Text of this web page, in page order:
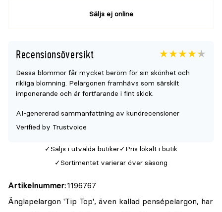
Säljs ej online
Recensionsöversikt
Betyget
för
denna
är
4.3
5
Dessa blommor får mycket beröm för sin skönhet och
rikliga blomning. Pelargonen framhävs som särskilt
imponerande och är fortfarande i fint skick.
AI-genererad sammanfattning av kundrecensioner
Verified by Trustvoice
Säljs i utvalda butiker
Pris lokalt i butik
Sortimentet varierar över säsong
Artikelnummer 1196767
Änglapelargon 'Tip Top', även kallad pensépelargon, har